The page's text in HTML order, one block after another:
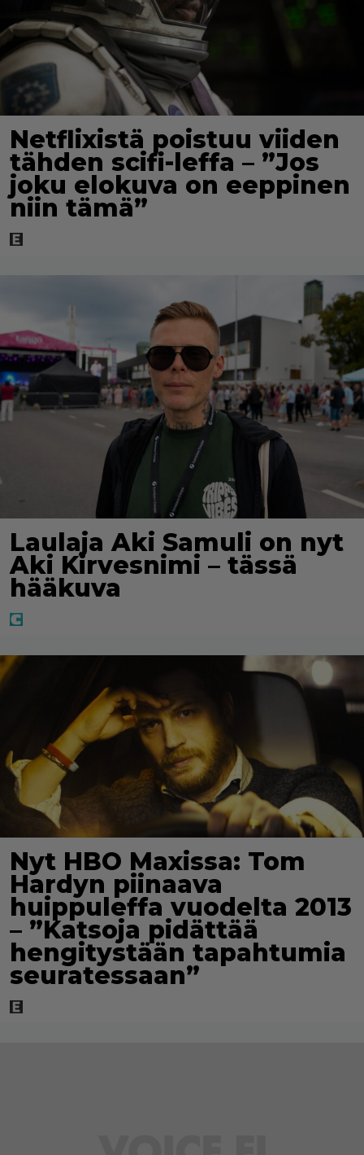
Netflixistä poistuu viiden
tähden scifi-leffa – ”Jos
joku elokuva on eeppinen
niin tämä”
Laulaja Aki Samuli on nyt
Aki Kirvesnimi – tässä
hääkuva
Nyt HBO Maxissa: Tom
Hardyn piinaava
huippuleffa vuodelta 2013
– ”Katsoja pidättää
hengitystään tapahtumia
seuratessaan”